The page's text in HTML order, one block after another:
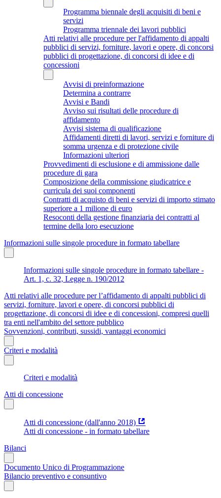
Programma biennale degli acquisiti di beni e
servizi
Programma triennale dei lavori pubblici
Atti relativi alle procedure per l'affidamento di appalti
pubblici di servizi, forniture, lavori e opere, di concorsi
pubblici di progettazione, di concorsi di idee e di
concessioni
Avvisi di preinformazione
Determina a contrarre
Avvisi e Bandi
Avviso sui risultati delle procedure di
affidamento
Avvisi sistema di qualificazione
Affidamenti diretti di lavori, servizi e forniture di
somma urgenza e di protezione civile
Informazioni ulteriori
Provvedimenti di esclusione e di ammissione dalle
procedure di gara
Composizione della commissione giudicatrice e
curricula dei suoi componenti
Contratti di acquisto di beni e servizi di importo stimato
superiore a 1 milione di euro
Resoconti della gestione finanziaria dei contratti al
termine della loro esecuzione
Informazioni sulle singole procedure in formato tabellare
Informazioni sulle singole procedure in formato tabellare -
Art. 1, c. 32, Legge n. 190/2012
Atti relativi alle procedure per l’affidamento di appalti pubblici di
servizi, forniture, lavori e opere, di concorsi pubblici di
progettazione, di concorsi di idee e di concessioni, compresi quelli
tra enti nell'ambito del settore pubblico
Sovvenzioni, contributi, sussidi, vantaggi economici
Criteri e modalità
Criteri e modalità
Atti di concessione
Atti di concessione (dall'anno 2018)
Atti di concessione - in formato tabellare
Bilanci
Documento Unico di Programmazione
Bilancio preventivo e consuntivo